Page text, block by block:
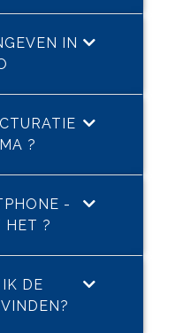
IN
?
-
HET ?
DE